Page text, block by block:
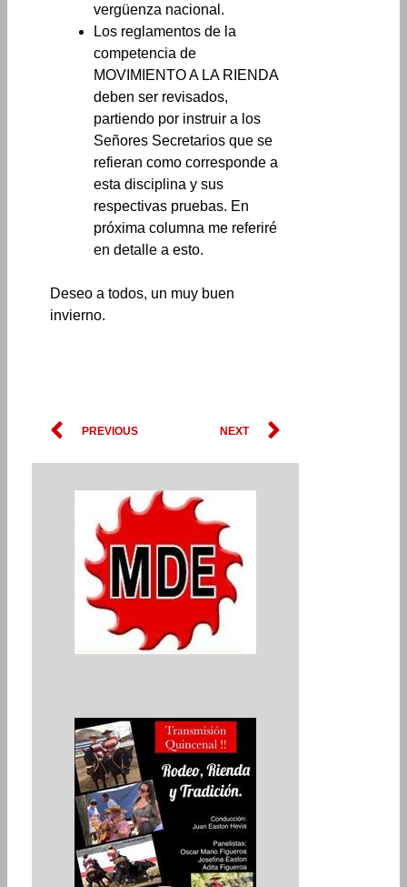
vergüenza nacional.
Los reglamentos de la
competencia de
MOVIMIENTO A LA RIENDA
deben ser revisados,
partiendo por instruir a los
Señores Secretarios que se
refieran como corresponde a
esta disciplina y sus
respectivas pruebas. En
próxima columna me referiré
en detalle a esto.
Deseo a todos, un muy buen
invierno.
Prev
PREVIOUS NEXT